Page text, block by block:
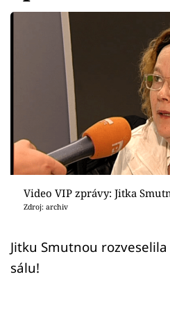
Showbyznys
Youtubeři
Sex a vztahy
Videa
Sledujte prima+
Přihlášení
Video VIP zprávy: Jitka
Zdroj: archiv
Jitku Smutnou
sálu!